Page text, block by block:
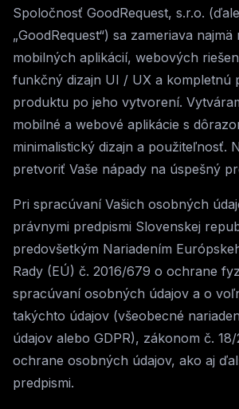
Spoločnosť GoodRequest, s.r.o.
„GoodRequest“) sa zameriava najmä
mobilných aplikácií, webových
funkčný dizajn UI / UX a kompletnú
produktu po jeho vytvorení.
mobilné a webové aplikácie s
minimalistický dizajn a použiteľnosť.
pretvoriť Vaše nápady na úspešný
Pri spracúvaní Vašich osobných
právnymi predpismi Slovenskej
predovšetkým Nariadením
Rady (EÚ) č. 2016/679 o ochrane
spracúvaní osobných údajov a o
takýchto údajov (všeobecné
údajov alebo GDPR), zákonom č. 18/
ochrane osobných údajov, ako aj
predpismi.